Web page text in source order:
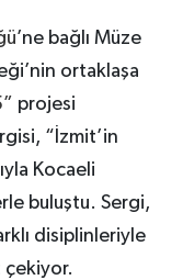
’ne bağlı Müze
ortaklaşa
projesi
“İzmit’in
Kocaeli
buluştu. Sergi,
disiplinleriyle
çekiyor.